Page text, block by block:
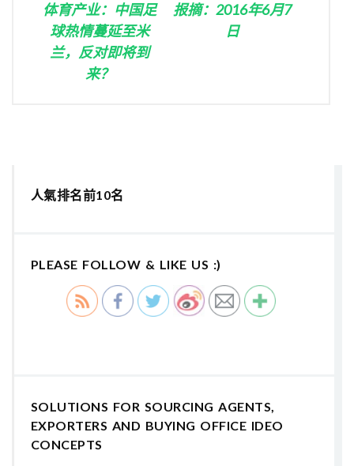
体育产业：中国足
球热情蔓延至米
兰，反对即将到
来？
报摘：2016年6月7
日
人氣排名前10名
PLEASE FOLLOW & LIKE US :)
SOLUTIONS FOR SOURCING AGENTS,
EXPORTERS AND BUYING OFFICE IDEO
CONCEPTS